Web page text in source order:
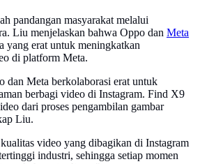
pandangan masyarakat melalui
Liu menjelaskan bahwa Oppo dan Meta
yang erat untuk meningkatkan
di platform Meta.
Meta berkolaborasi erat untuk
berbagi video di Instagram. Find X9
dari proses pengambilan gambar
Liu.
video yang dibagikan di Instagram
industri, sehingga setiap momen